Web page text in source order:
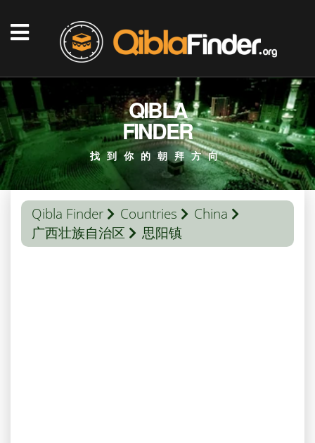
QIBLA
FINDER
找到你的朝拜方向
Qibla Finder Countries
China
广西壮族自治区
思阳镇